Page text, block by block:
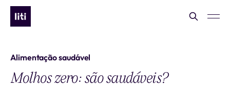
Alimentação saudável
Molhos zero: são saudáveis?